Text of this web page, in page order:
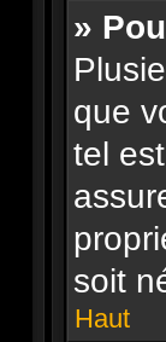
»
que
tel
soit
Haut